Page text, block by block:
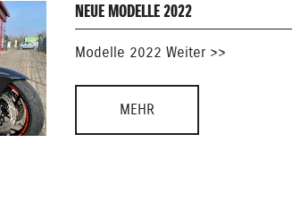
NEUE MODELLE 2022
Modelle 2022 Weiter >>
MEHR